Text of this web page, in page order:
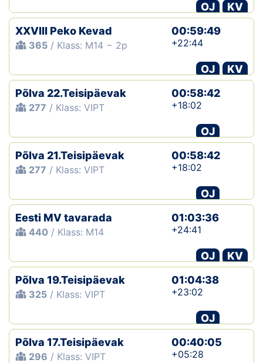
OJ
KV
XXVIII Peko Kevad
365 / Klass: M14 − 2p
00:59:49
+22:44
OJ
KV
Põlva 22.Teisipäevak
277 / Klass: VIPT
00:58:42
+18:02
OJ
Põlva 21.Teisipäevak
277 / Klass: VIPT
00:58:42
+18:02
OJ
Eesti MV tavarada
440 / Klass: M14
01:03:36
+24:41
OJ
KV
Põlva 19.Teisipäevak
325 / Klass: VIPT
01:04:38
+23:02
OJ
Põlva 17.Teisipäevak
296 / Klass: VIPT
00:40:05
+05:28